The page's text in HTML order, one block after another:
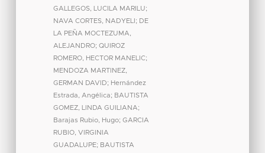
GALLEGOS, LUCILA MARILU;
NAVA CORTES, NADYELI ; DE
LA PEÑA MOCTEZUMA,
ALEJANDRO; QUIROZ
ROMERO, HECTOR MANELIC;
MENDOZA MARTINEZ,
GERMAN DAVID; Hernández
Estrada, Angélica; BAUTISTA
GOMEZ, LINDA GUILIANA;
Barajas Rubio, Hugo; GARCIA
RUBIO, VIRGINIA
GUADALUPE; BAUTISTA